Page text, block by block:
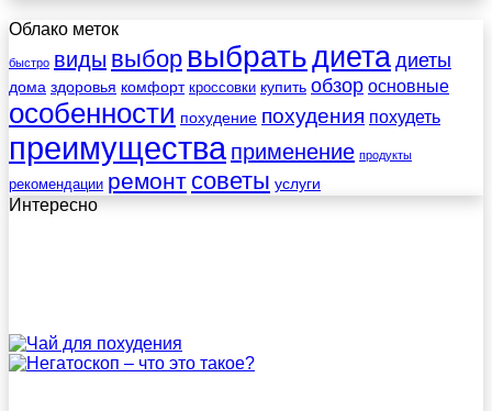
Облако меток
быстро виды выбор выбратьдиета диеты
дома здоровья комфорт кроссовки купить обзор основные
особенности похудение похудения похудеть
преимущества применение продукты
рекомендации ремонт советы услуги
Интересно